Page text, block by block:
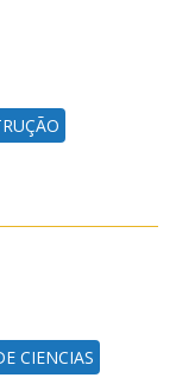
CIENCIAS